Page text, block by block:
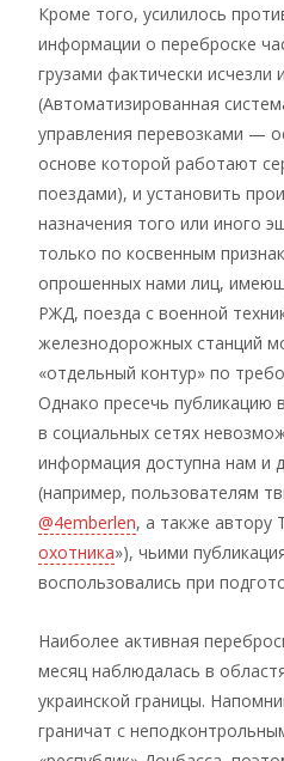
Кроме того, усилилось
информации о переброске
грузами фактически
(Автоматизированная
управления перевозками —
основе которой работают
поездами), и установить
назначения того или иного
только по косвенным
опрошенных нами лиц,
РЖД, поезда с военной
железнодорожных станций
«отдельный контур» по
Однако пресечь публикацию
в социальных сетях
информация доступна нам и
(например, пользователям
@4emberlen, а также автору
охотника»), чьими
воспользовались при
Наиболее активная
месяц наблюдалась в
украинской границы.
граничат с